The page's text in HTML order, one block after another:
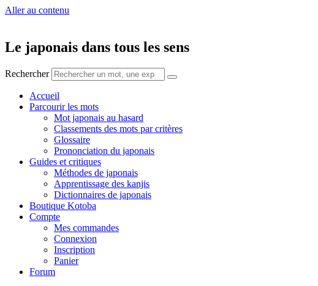
Aller au contenu
Le japonais dans tous les sens
Rechercher
Accueil
Parcourir les mots
Mot japonais au hasard
Classements des mots par critères
Glossaire
Prononciation du japonais
Guides et critiques
Méthodes de japonais
Apprentissage des kanjis
Dictionnaires de japonais
Boutique Kotoba
Compte
Mes commandes
Connexion
Inscription
Panier
Forum